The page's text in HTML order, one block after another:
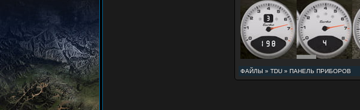
ФАЙЛЫ » TDU » ПАНЕЛЬ ПРИБОРОВ